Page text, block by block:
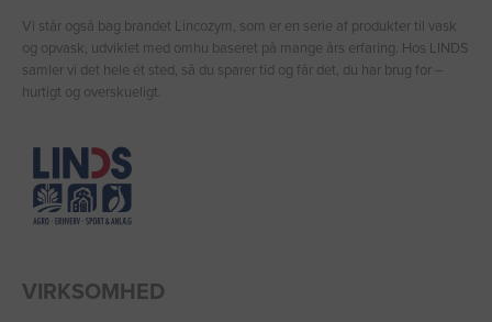
Vi står også bag brandet Lincozym, som er en serie af produkter til vask
og opvask, udviklet med omhu baseret på mange års erfaring. Hos LINDS
samler vi det hele ét sted, så du sparer tid og får det, du har brug for –
hurtigt og overskueligt.
VIRKSOMHED